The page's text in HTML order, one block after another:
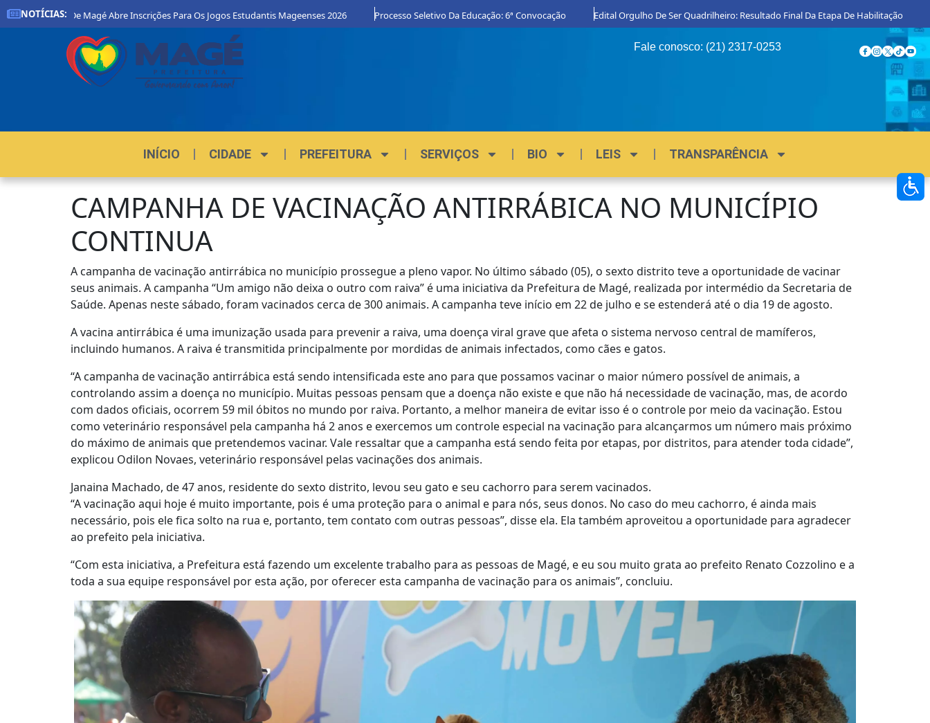
NOTÍCIAS:
De Magé Abre Inscrições Para Os Jogos Estudantis Mageenses 2026 Processo Seletivo Da Educação: 6ª Convocação Edital Orgulho De Ser Quadrilheiro: Resultado Final Da Etapa De Habilitação Procon
Fale conosco: (21) 2317-0253
INÍCIO CIDADE PREFEITURA SERVIÇOS BIO LEIS TRANSPARÊNCIA
CAMPANHA DE VACINAÇÃO ANTIRRÁBICA NO MUNICÍPIO
CONTINUA
A campanha de vacinação antirrábica no município prossegue a pleno vapor. No último sábado (05), o sexto distrito teve a oportunidade de vacinar
seus animais. A campanha “Um amigo não deixa o outro com raiva” é uma iniciativa da Prefeitura de Magé, realizada por intermédio da Secretaria de
Saúde. Apenas neste sábado, foram vacinados cerca de 300 animais. A campanha teve início em 22 de julho e se estenderá até o dia 19 de agosto.
A vacina antirrábica é uma imunização usada para prevenir a raiva, uma doença viral grave que afeta o sistema nervoso central de mamíferos,
incluindo humanos. A raiva é transmitida principalmente por mordidas de animais infectados, como cães e gatos.
“A campanha de vacinação antirrábica está sendo intensificada este ano para que possamos vacinar o maior número possível de animais, a
controlando assim a doença no município. Muitas pessoas pensam que a doença não existe e que não há necessidade de vacinação, mas, de acordo
com dados oficiais, ocorrem 59 mil óbitos no mundo por raiva. Portanto, a melhor maneira de evitar isso é o controle por meio da vacinação. Estou
como veterinário responsável pela campanha há 2 anos e exercemos um controle especial na vacinação para alcançarmos um número mais próximo
do máximo de animais que pretendemos vacinar. Vale ressaltar que a campanha está sendo feita por etapas, por distritos, para atender toda cidade”,
explicou Odilon Novaes, veterinário responsável pelas vacinações dos animais.
Janaina Machado, de 47 anos, residente do sexto distrito, levou seu gato e seu cachorro para serem vacinados.
“A vacinação aqui hoje é muito importante, pois é uma proteção para o animal e para nós, seus donos. No caso do meu cachorro, é ainda mais
necessário, pois ele fica solto na rua e, portanto, tem contato com outras pessoas”, disse ela. Ela também aproveitou a oportunidade para agradecer
ao prefeito pela iniciativa.
“Com esta iniciativa, a Prefeitura está fazendo um excelente trabalho para as pessoas de Magé, e eu sou muito grata ao prefeito Renato Cozzolino e a
toda a sua equipe responsável por esta ação, por oferecer esta campanha de vacinação para os animais”, concluiu.